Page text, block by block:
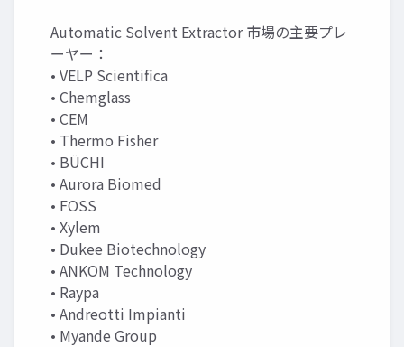
Automatic Solvent Extractor 市場の主要プレ
ーヤー：
• VELP Scientifica
• Chemglass
• CEM
• Thermo Fisher
• BÜCHI
• Aurora Biomed
• FOSS
• Xylem
• Dukee Biotechnology
• ANKOM Technology
• Raypa
• Andreotti Impianti
• Myande Group